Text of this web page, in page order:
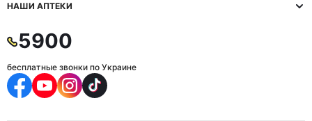
НАШИ АПТЕКИ
5900
бесплатные звонки по Украине